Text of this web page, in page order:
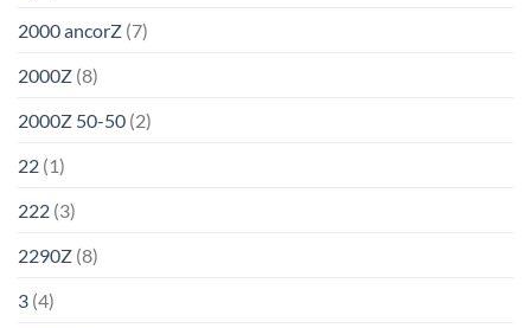
2000 ancorZ (7)
2000Z (8)
2000Z 50-50 (2)
22 (1)
222 (3)
2290Z (8)
3 (4)